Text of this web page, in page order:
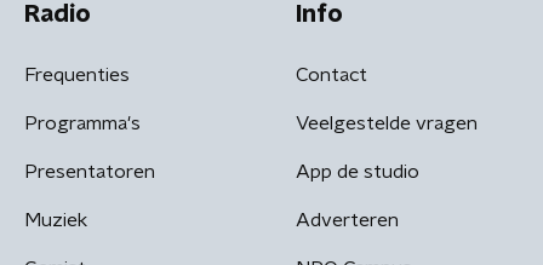
Radio
Frequenties
Programma's
Presentatoren
Muziek
Info
Contact
Veelgestelde vragen
App de studio
Adverteren